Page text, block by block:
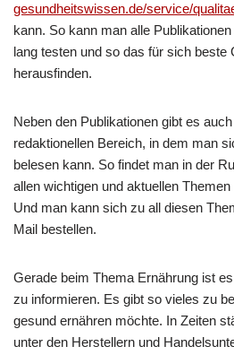
gesundheitswissen.de/service/
kann. So kann man alle
lang testen und so das für sich beste
herausfinden.
Neben den Publikationen gibt es
redaktionellen Bereich, in dem man
belesen kann. So findet man in der
allen wichtigen und aktuellen
Und man kann sich zu all diesen
Mail bestellen.
Gerade beim Thema Ernährung ist
zu informieren. Es gibt so vieles zu
gesund ernähren möchte. In Zeiten
unter den Herstellern und